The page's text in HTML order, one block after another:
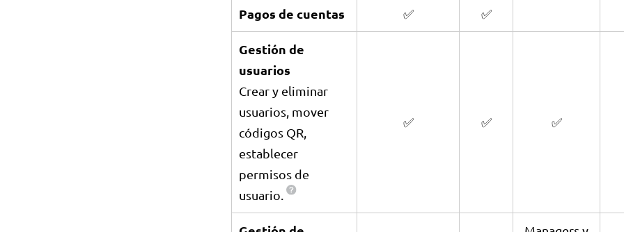
Pagos de cuentas ✅ ✅
Gestión de
usuarios
Crear y eliminar
usuarios, mover
códigos QR,
establecer
permisos de
usuario.
✅ ✅ ✅